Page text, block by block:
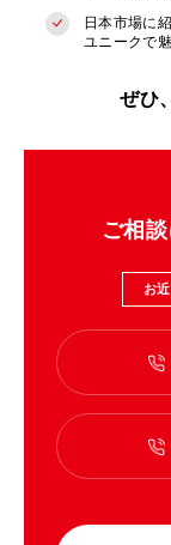
日本市場に
ユニークで
ぜひ
ご相
お